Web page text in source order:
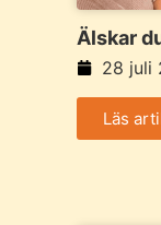
Älskar
spelen
28 juli
Läs